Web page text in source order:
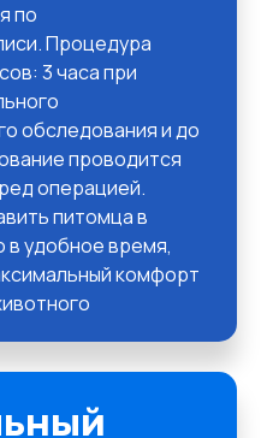
по
Процедура
3 часа при
обследования и до
проводится
операцией.
питомца в
в удобное время,
комфорт